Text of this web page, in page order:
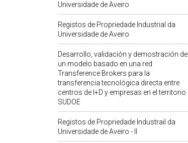
Universidade de Aveiro
Registos de Propriedade Industrial da
Universidade de Aveiro
Desarrollo, validación y demostración de
un modelo basado en una red
Transference Brokers para la
transferencia tecnológica directa entre
centros de I+D y empresas en el territorio
SUDOE
Registos de Propriedade Industrail da
Universidade de Aveiro - II